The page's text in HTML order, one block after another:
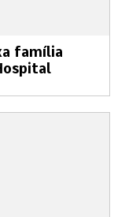
família